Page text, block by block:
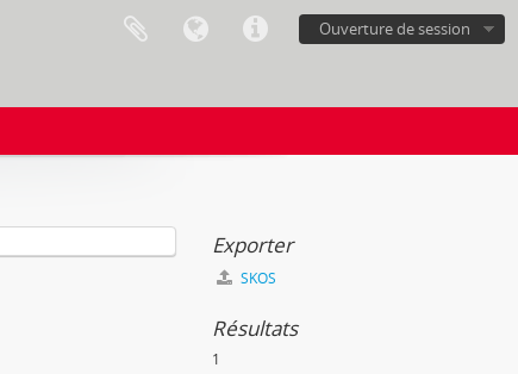
Ouverture de session
Exporter
SKOS
Résultats
1